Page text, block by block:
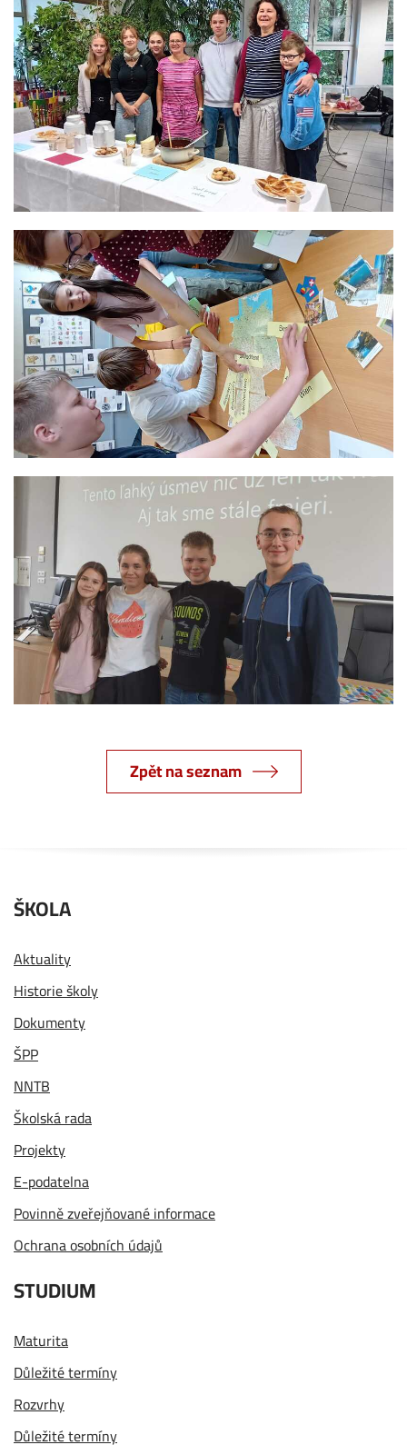
Zpět na seznam
ŠKOLA
Aktuality
Historie školy
Dokumenty
ŠPP
NNTB
Školská rada
Projekty
E-podatelna
Povinně zveřejňované informace
Ochrana osobních údajů
STUDIUM
Maturita
Důležité termíny
Rozvrhy
Důležité termíny